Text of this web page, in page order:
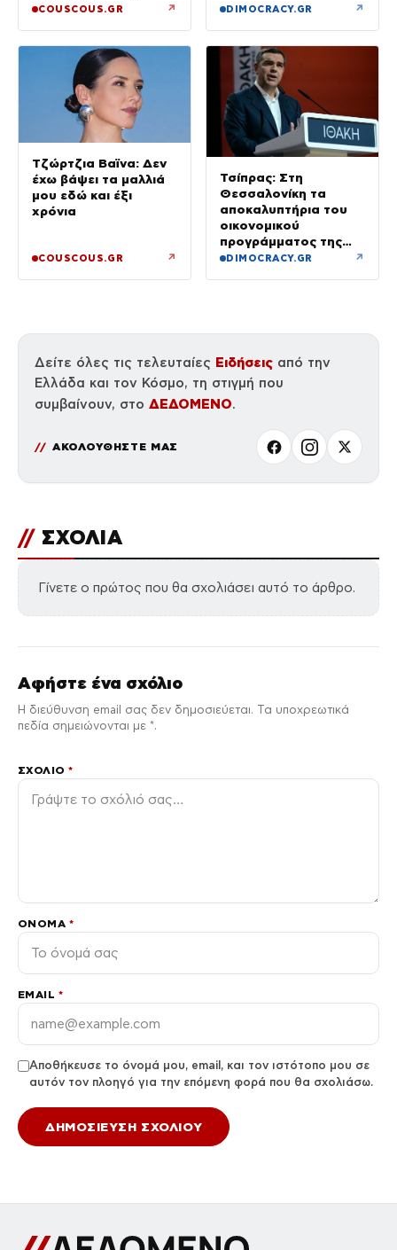
τρέμουν οι γιατροί για
COUSCOUS.GR ↗ DIMOCRACY.GR ↗
Τζώρτζια Βαϊνα: Δεν
έχω βάψει τα μαλλιά
μου εδώ και έξι
χρόνια
COUSCOUS.GR ↗
Τσίπρας: Στη
Θεσσαλονίκη τα
αποκαλυπτήρια του
οικονομικού
προγράμματος της
ΕΛ.Α.Σ.
DIMOCRACY.GR ↗
Δείτε όλες τις τελευταίες Ειδήσεις από την
Ελλάδα και τον Κόσμο, τη στιγμή που
συμβαίνουν, στο ΔΕΔΟΜΕΝΟ.
ΑΚΟΛΟΥΘΗΣΤΕ ΜΑΣ
// ΣΧΟΛΙΑ
Γίνετε ο πρώτος που θα σχολιάσει αυτό το άρθρο.
Αφήστε ένα σχόλιο
Η διεύθυνση email σας δεν δημοσιεύεται. Τα υποχρεωτικά
πεδία σημειώνονται με *.
ΣΧΌΛΙΟ*
ΌΝΟΜΑ *
EMAIL *
Αποθήκευσε το όνομά μου, email, και τον ιστότοπο μου σε
αυτόν τον πλοηγό για την επόμενη φορά που θα σχολιάσω.